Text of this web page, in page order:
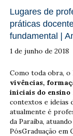
Lugares de
práticas
fundamental |
1 de junho de 2018
Como toda obra,
vivências,
iniciais do
contextos e ideias
atualmente é
da Paraíba,
PósGraduação em